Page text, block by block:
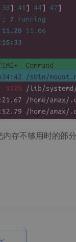
内存不够用时的部